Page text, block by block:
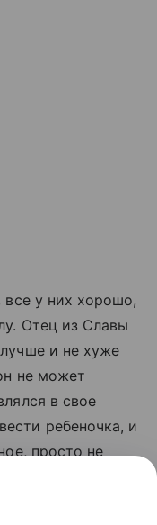
у них хорошо,
Отец из Славы
и не хуже
не может
в свое
ребеночка, и
просто не
же говорят, что